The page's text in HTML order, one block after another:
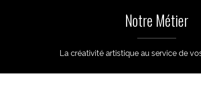
Notre Métier
La créativité artistique au service de